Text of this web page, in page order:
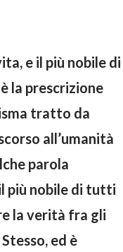
e il più nobile di
la prescrizione
tratto da
all’umanità
parola
più nobile di tutti
la verità fra gli
ed è